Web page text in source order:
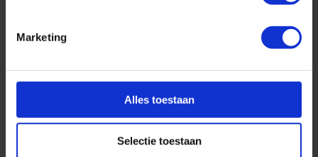
Marketing
Alles toestaan
Selectie toestaan